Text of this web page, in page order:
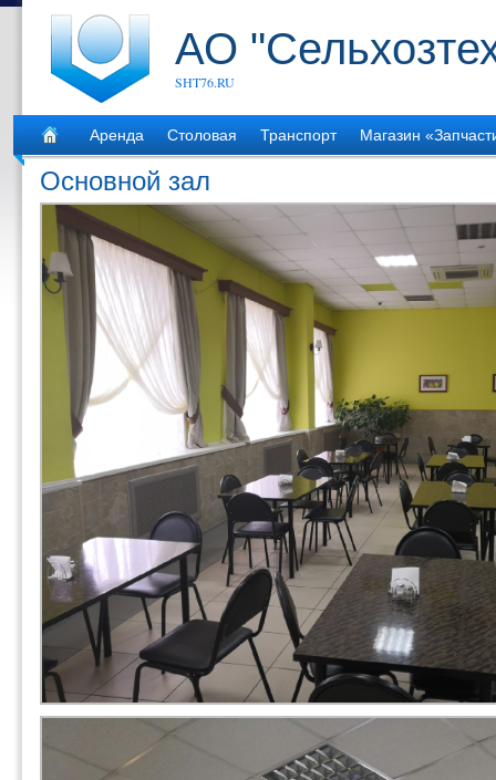
АО
SHT76.RU
Аренда Столовая Транспорт Магазин
Основной зал